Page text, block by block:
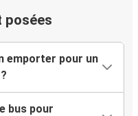
posées
emporter pour un
bus pour